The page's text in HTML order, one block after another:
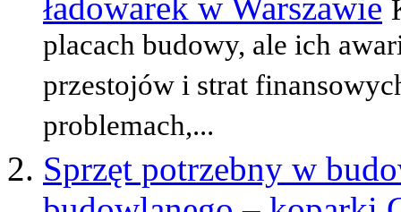
placach budowy, ale ich
przestojów i strat
problemach,...
Sprzęt potrzebny w